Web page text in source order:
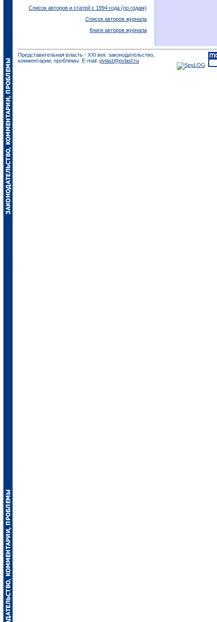
Список авторов и статей с 1994 года (по годам)
Список авторов журнала
Книги авторов журнала
Представительная власть - XXI век: законодательство,
комментарии, проблемы. E-mail: pvlast@pvlast.ru